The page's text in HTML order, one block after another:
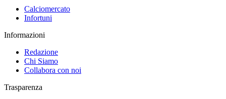
Calciomercato
Infortuni
Informazioni
Redazione
Chi Siamo
Collabora con noi
Trasparenza